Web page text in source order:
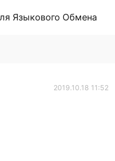
Языкового Обмена
2019.10.18 11:52